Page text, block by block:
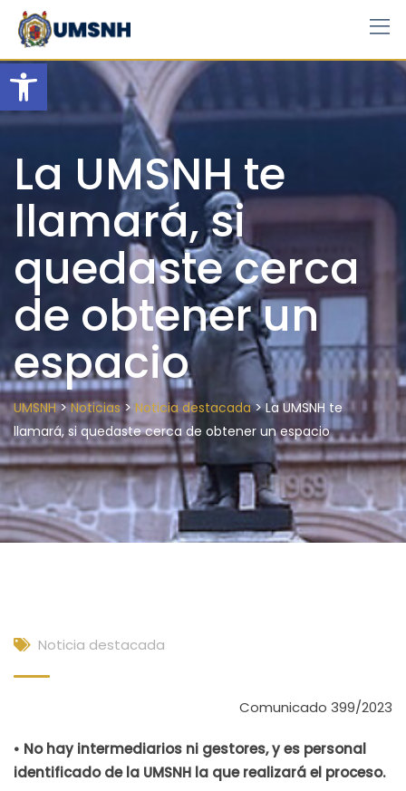
Open toolbar
Skip
content
La UMSNH te
llamará, si
quedaste cerca
de obtener un
espacio
UMSNH>Noticias> Noticia destacada>La UMSNH te
llamará, si quedaste cerca de obtener un espacio
Noticia destacada
Comunicado 399/2023
• No hay intermediarios ni gestores, y es personal
identificado de la UMSNH la que realizará el proceso.